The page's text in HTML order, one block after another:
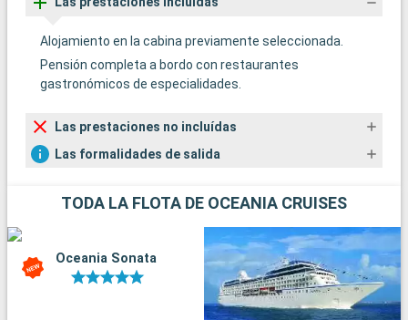
Alojamiento en la cabina previamente seleccionada.
Pensión completa a bordo con restaurantes
gastronómicos de especialidades.
Las prestaciones no incluídas
Las formalidades de salida
TODA LA FLOTA DE OCEANIA CRUISES
Oceania Sonata